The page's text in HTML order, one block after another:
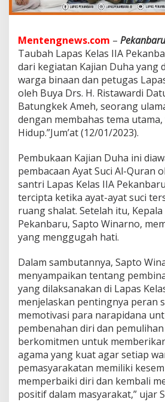
a
D
r
s
.
H
.
R
i
s
w
a
r
i
D
a
k
M
a
r
a
j
o
Mentengnews.com – Pekanbaru
Taubah Lapas Kelas IIA
dari kegiatan Kajian Duha yang
warga binaan dan petugas
oleh Buya Drs. H. Ristawardi
Batungkek Ameh, seorang
dengan membahas tema utama,
Hidup.”Jum’at (12/01/2023).
Pembukaan Kajian Duha ini
pembacaan Ayat Suci Al-Quran
santri Lapas Kelas IIA
tercipta ketika ayat-ayat suci
ruang shalat. Setelah itu, Kepala
Pekanbaru, Sapto Winarno,
yang menggugah hati.
Dalam sambutannya, Sapto
menyampaikan tentang
yang dilaksanakan di Lapas
menjelaskan pentingnya peran
memotivasi para narapidana
pembenahan diri dan pemulihan
berkomitmen untuk
agama yang kuat agar setiap
pemasyarakatan memiliki
memperbaiki diri dan kembali
positif dalam masyarakat,” ujar